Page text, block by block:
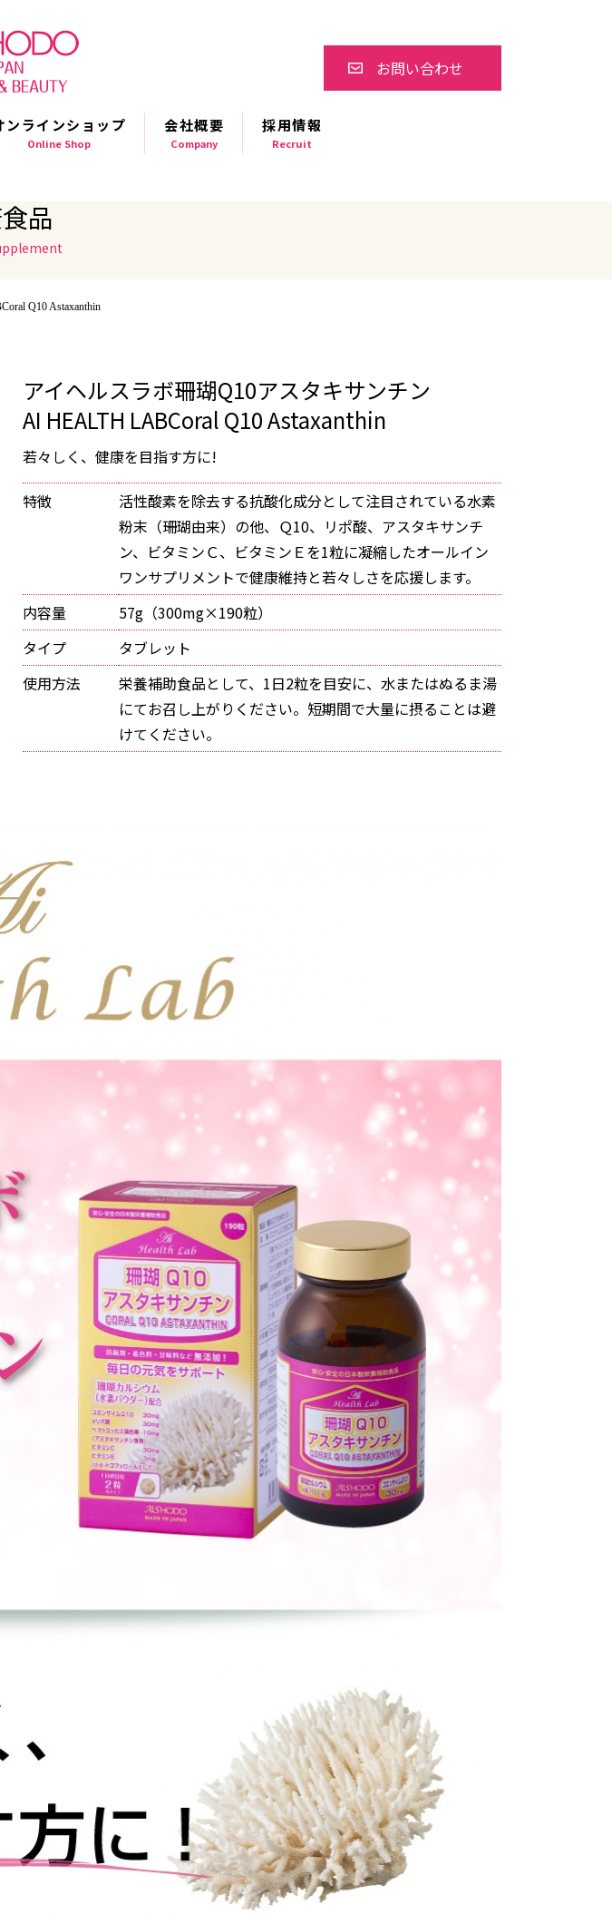
お問い合わせ
ンラインショップ
Online Shop
会社概要
Company
採用情報
Recruit
品
Q10 Astaxanthin
アイヘルスラボ珊瑚Q10アスタキサンチン
AI HEALTH LABCoral Q10 Astaxanthin
若々しく、健康を目指す方に!
特徴
活性酸素を除去する抗酸化成分として注目されている水素
粉末（珊瑚由来）の他、Ｑ10、リポ酸、アスタキサンチ
ン、ビタミンＣ、ビタミンＥを1粒に凝縮したオールイン
ワンサプリメントで健康維持と若々しさを応援します。
内容量
57g（300mg×190粒）
タイプ
タブレット
使用方法
栄養補助食品として、1日2粒を目安に、水またはぬるま湯
にてお召し上がりください。短期間で大量に摂ることは避
けてください。